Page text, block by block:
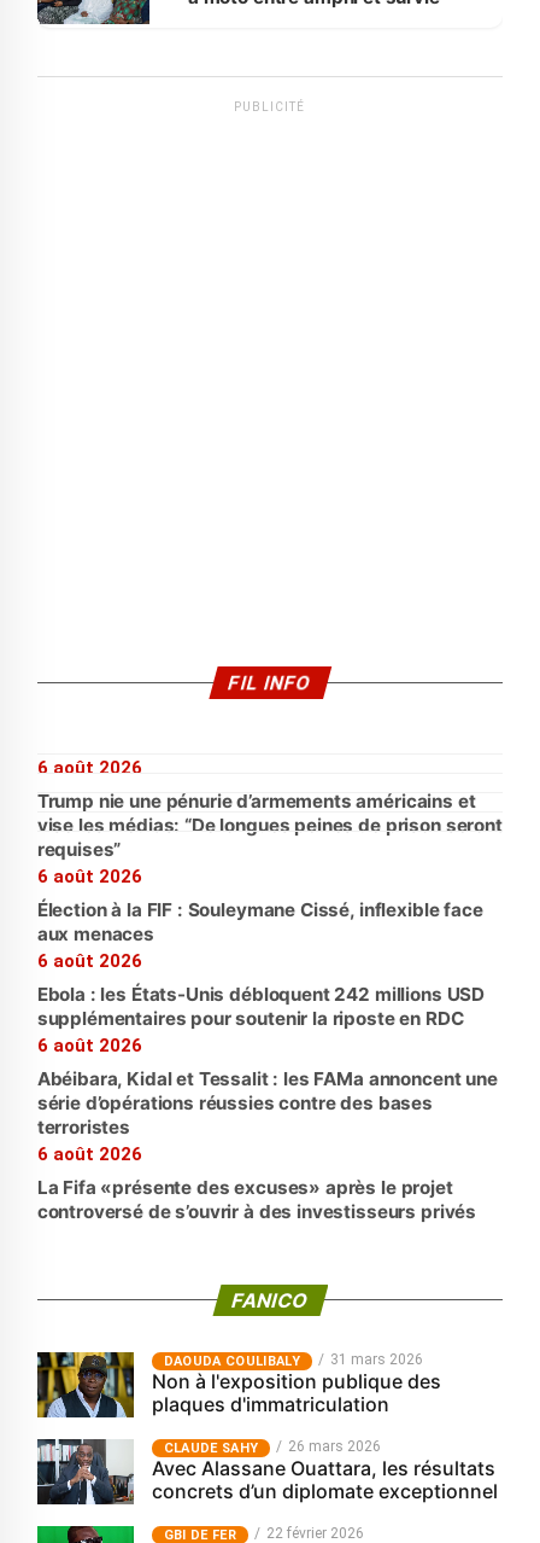
PUBLICITÉ
FIL INFO
6 août 2026
Trump nie une pénurie d’armements américains et
vise les médias: “De longues peines de prison seront
requises”
6 août 2026
Élection à la FIF : Souleymane Cissé, inflexible face
aux menaces
6 août 2026
Ebola : les États-Unis débloquent 242 millions USD
supplémentaires pour soutenir la riposte en RDC
6 août 2026
Abéibara, Kidal et Tessalit : les FAMa annoncent une
série d’opérations réussies contre des bases
terroristes
6 août 2026
La Fifa «présente des excuses» après le projet
controversé de s’ouvrir à des investisseurs privés
FANICO
‎DAOUDA COULIBALY 31 mars 2026
Non à l'exposition publique des
plaques d'immatriculation
CLAUDE SAHY 26 mars 2026
Avec Alassane Ouattara, les résultats
concrets d’un diplomate exceptionnel
GBI DE FER 22 février 2026